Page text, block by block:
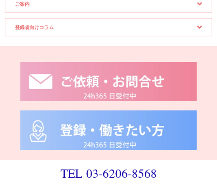
ご案内
登録者向けコラム
TEL 03-6206-8568